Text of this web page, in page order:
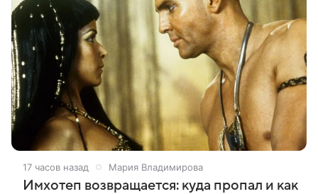
17 часов назад Мария Владимирова
Имхотеп возвращается: куда пропал и как